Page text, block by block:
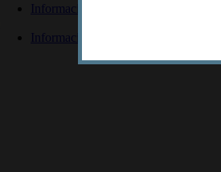
Información lectores
Información autores